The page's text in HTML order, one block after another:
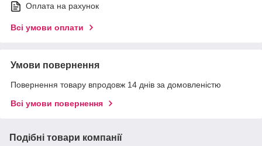
Оплата на рахунок
Всі умови оплати
Умови повернення
Повернення товару впродовж 14 днів за домовленістю
Всі умови повернення
Подібні товари компанії